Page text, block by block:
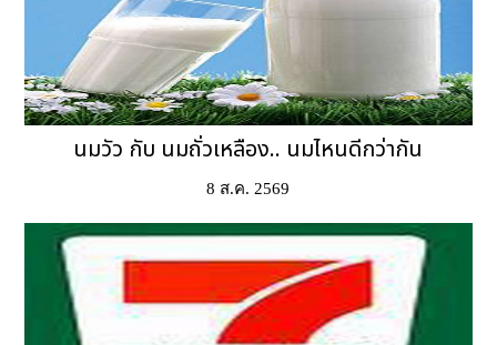
นมวัว กับ นมถั่วเหลือง.. นมไหนดีกว่ากัน
8 ส.ค. 2569